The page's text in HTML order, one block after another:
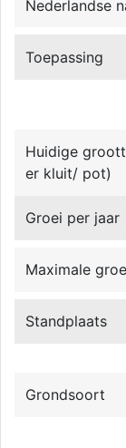
Nederlandse
Toepassing
Huidige
er kluit/ pot)
Groei per jaar
Maximale
Standplaats
Grondsoort